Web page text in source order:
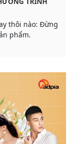
nào: Đừng
phẩm.